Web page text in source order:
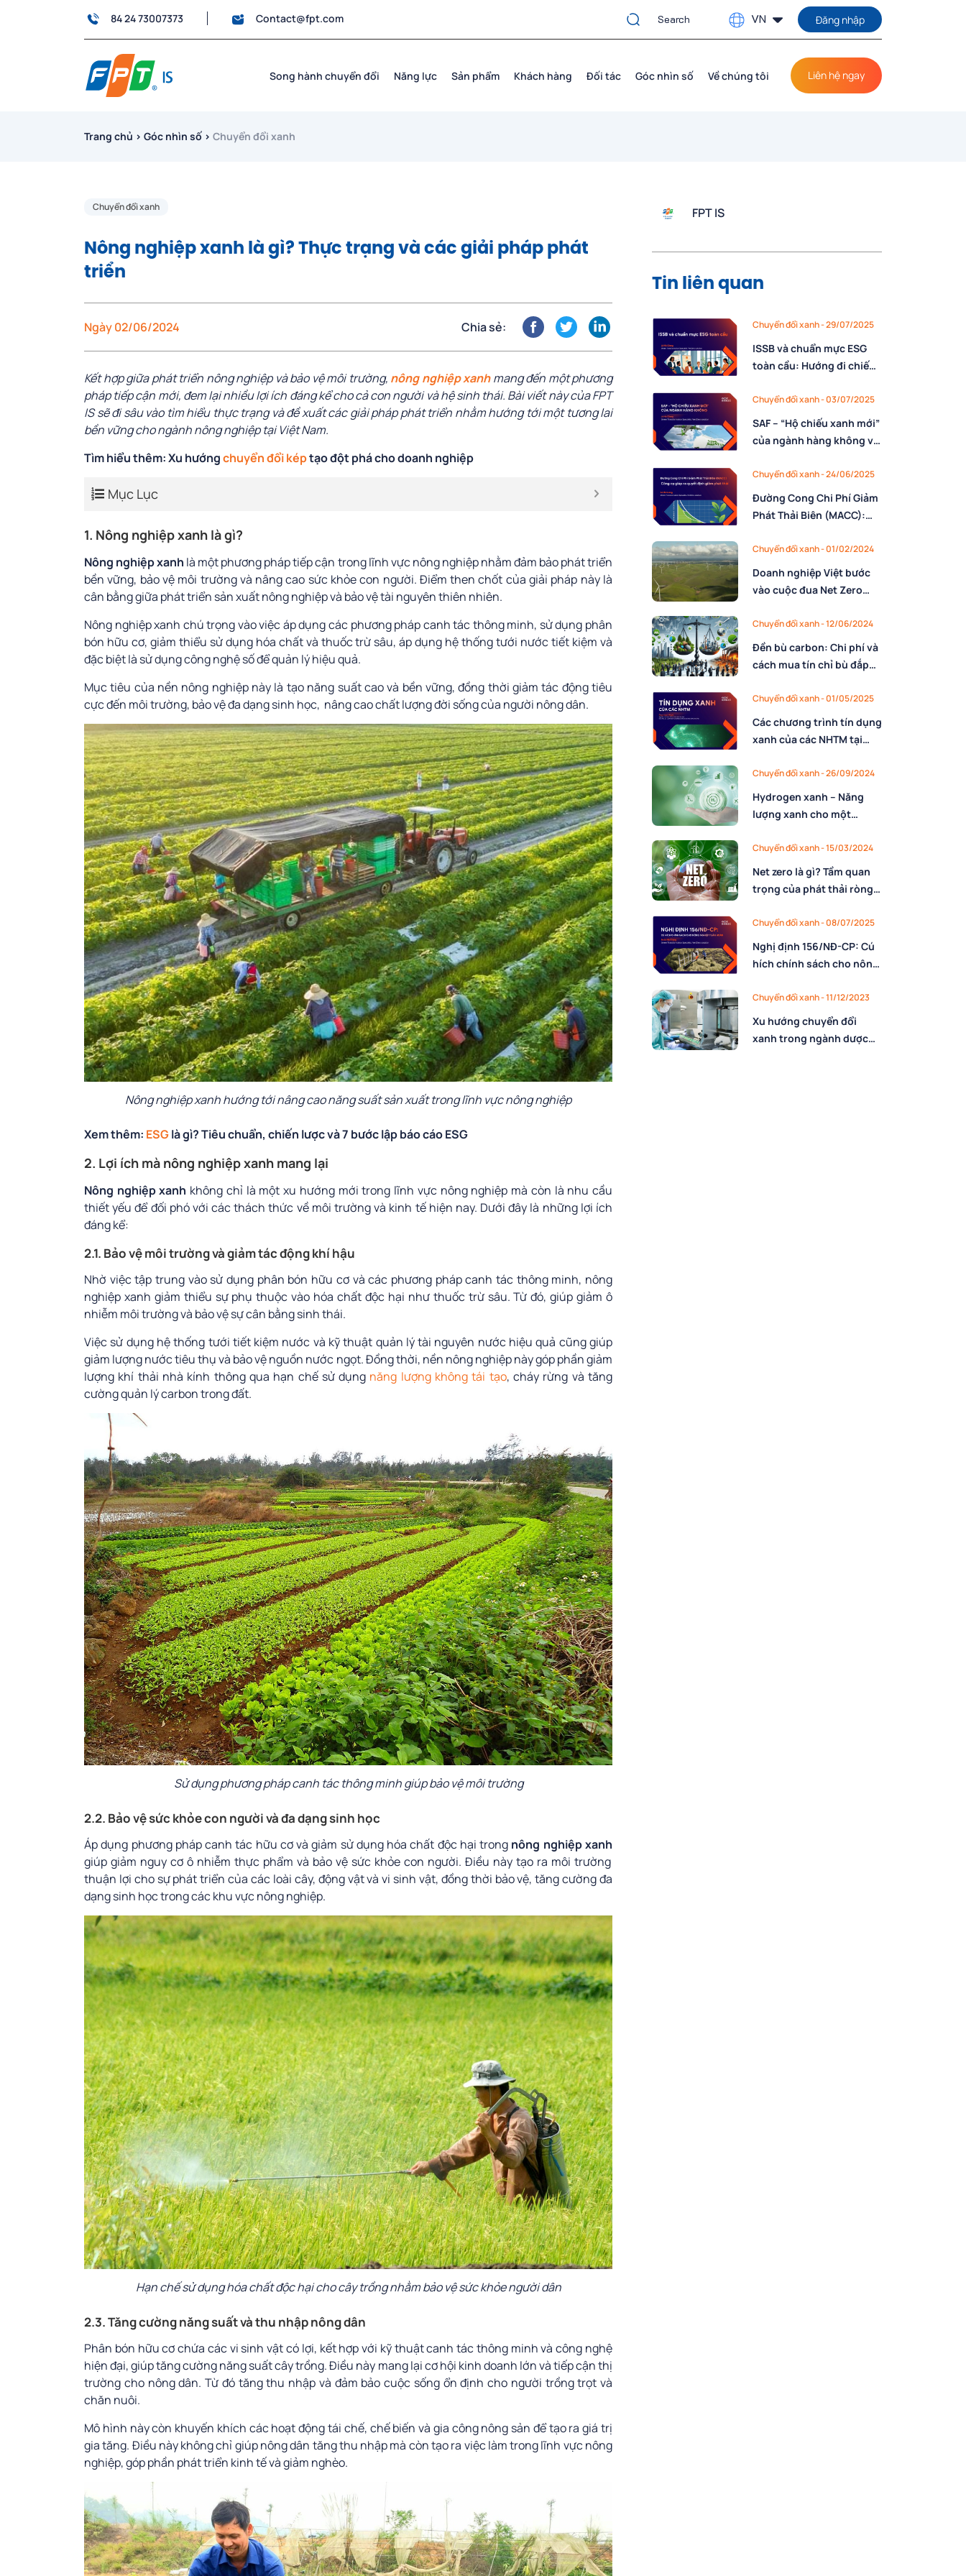
84 24 73007373 Contact@fpt.com VN Đăng nhập
Song hành chuyển đổi Năng lực Sản phẩm Khách hàng Đối tác Góc nhìn số Về chúng tôi Liên hệ ngay
Trang chủ › Góc nhìn số › Chuyển đổi xanh
Chuyển đổi xanh
Nông nghiệp xanh là gì? Thực trạng và các giải pháp phát
triển
Ngày 02/06/2024 Chia sẻ:
Kết hợp giữa phát triển nông nghiệp và bảo vệ môi trường, nông nghiệp xanhmang đến một phương
pháp tiếp cận mới, đem lại nhiều lợi ích đáng kể cho cả con người và hệ sinh thái. Bài viết này của FPT
IS sẽ đi sâu vào tìm hiểu thực trạng và đề xuất các giải pháp phát triển nhằm hướng tới một tương lai
bền vững cho ngành nông nghiệp tại Việt Nam.
Tìm hiểu thêm: Xu hướngchuyển đổi képtạo đột phá cho doanh nghiệp
Mục Lục
1. Nông nghiệp xanh là gì?
Nông nghiệp xanh là một phương pháp tiếp cận trong lĩnh vực nông nghiệp nhằm đảm bảo phát triển
bền vững, bảo vệ môi trường và nâng cao sức khỏe con người. Điểm then chốt của giải pháp này là
cân bằng giữa phát triển sản xuất nông nghiệp và bảo vệ tài nguyên thiên nhiên.
Nông nghiệp xanh chú trọng vào việc áp dụng các phương pháp canh tác thông minh, sử dụng phân
bón hữu cơ, giảm thiểu sử dụng hóa chất và thuốc trừ sâu, áp dụng hệ thống tưới nước tiết kiệm và
đặc biệt là sử dụng công nghệ số để quản lý hiệu quả.
Mục tiêu của nền nông nghiệp này là tạo năng suất cao và bền vững, đồng thời giảm tác động tiêu
cực đến môi trường, bảo vệ đa dạng sinh học, nâng cao chất lượng đời sống của người nông dân.
Nông nghiệp xanh hướng tới nâng cao năng suất sản xuất trong lĩnh vực nông nghiệp
Xem thêm: ESGlà gì? Tiêu chuẩn, chiến lược và 7 bước lập báo cáo ESG
2. Lợi ích mà nông nghiệp xanh mang lại
Nông nghiệp xanh không chỉ là một xu hướng mới trong lĩnh vực nông nghiệp mà còn là nhu cầu
thiết yếu để đối phó với các thách thức về môi trường và kinh tế hiện nay. Dưới đây là những lợi ích
đáng kể:
2.1. Bảo vệ môi trường và giảm tác động khí hậu
Nhờ việc tập trung vào sử dụng phân bón hữu cơ và các phương pháp canh tác thông minh, nông
nghiệp xanh giảm thiểu sự phụ thuộc vào hóa chất độc hại như thuốc trừ sâu. Từ đó, giúp giảm ô
nhiễm môi trường và bảo vệ sự cân bằng sinh thái.
Việc sử dụng hệ thống tưới tiết kiệm nước và kỹ thuật quản lý tài nguyên nước hiệu quả cũng giúp
giảm lượng nước tiêu thụ và bảo vệ nguồn nước ngọt. Đồng thời, nền nông nghiệp này góp phần giảm
lượng khí thải nhà kính thông qua hạn chế sử dụng năng lượng không tái tạo, cháy rừng và tăng
cường quản lý carbon trong đất.
Sử dụng phương pháp canh tác thông minh giúp bảo vệ môi trường
2.2. Bảo vệ sức khỏe con người và đa dạng sinh học
Áp dụng phương pháp canh tác hữu cơ và giảm sử dụng hóa chất độc hại trong nông nghiệp xanh
giúp giảm nguy cơ ô nhiễm thực phẩm và bảo vệ sức khỏe con người. Điều này tạo ra môi trường
thuận lợi cho sự phát triển của các loài cây, động vật và vi sinh vật, đồng thời bảo vệ, tăng cường đa
dạng sinh học trong các khu vực nông nghiệp.
Hạn chế sử dụng hóa chất độc hại cho cây trồng nhằm bảo vệ sức khỏe người dân
2.3. Tăng cường năng suất và thu nhập nông dân
Phân bón hữu cơ chứa các vi sinh vật có lợi, kết hợp với kỹ thuật canh tác thông minh và công nghệ
hiện đại, giúp tăng cường năng suất cây trồng. Điều này mang lại cơ hội kinh doanh lớn và tiếp cận thị
trường cho nông dân. Từ đó tăng thu nhập và đảm bảo cuộc sống ổn định cho người trồng trọt và
chăn nuôi.
Mô hình này còn khuyến khích các hoạt động tái chế, chế biến và gia công nông sản để tạo ra giá trị
gia tăng. Điều này không chỉ giúp nông dân tăng thu nhập mà còn tạo ra việc làm trong lĩnh vực nông
nghiệp, góp phần phát triển kinh tế và giảm nghèo.
FPT IS
Tin liên quan
Chuyển đổi xanh - 29/07/2025
ISSB và chuẩn mực ESG
toàn cầu: Hướng đi chiến
Việt
Chuyển đổi xanh - 03/07/2025
SAF – “Hộ chiếu xanh mới”
của ngành hàng không và
Chuyển đổi xanh - 24/06/2025
Đường Cong Chi Phí Giảm
Phát Thải Biên (MACC):
Doanh Nghiệp Ra Quyết
Định Giảm phát thải
Chuyển đổi xanh - 01/02/2024
Doanh nghiệp Việt bước
vào cuộc đua Net Zero
Chuyển đổi xanh - 12/06/2024
Đền bù carbon: Chi phí và
cách mua tín chỉ bù đắp
Chuyển đổi xanh - 01/05/2025
Các chương trình tín dụng
xanh của các NHTM tại
Chuyển đổi xanh - 26/09/2024
Hydrogen xanh – Năng
lượng xanh cho một
Chuyển đổi xanh - 15/03/2024
Net zero là gì? Tầm quan
trọng của phát thải ròng
Chuyển đổi xanh - 08/07/2025
Nghị định 156/NĐ-CP: Cú
hích chính sách cho nông
Nam
Chuyển đổi xanh - 11/12/2023
Xu hướng chuyển đổi
xanh trong ngành dược